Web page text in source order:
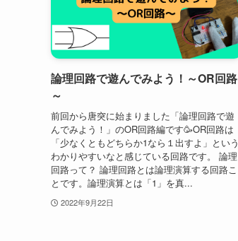
論理回路で遊んでみよう！～OR回路
～
前回から唐突に始まりました「論理回路で遊
んでみよう！」のOR回路編です🥳OR回路は
「少なくともどちらか1なら１出すよ」という
わかりやすいなと感じている回路です。 論理
回路って？ 論理回路とは論理演算する回路こ
とです。論理演算とは「1」を真...
2022年9月22日